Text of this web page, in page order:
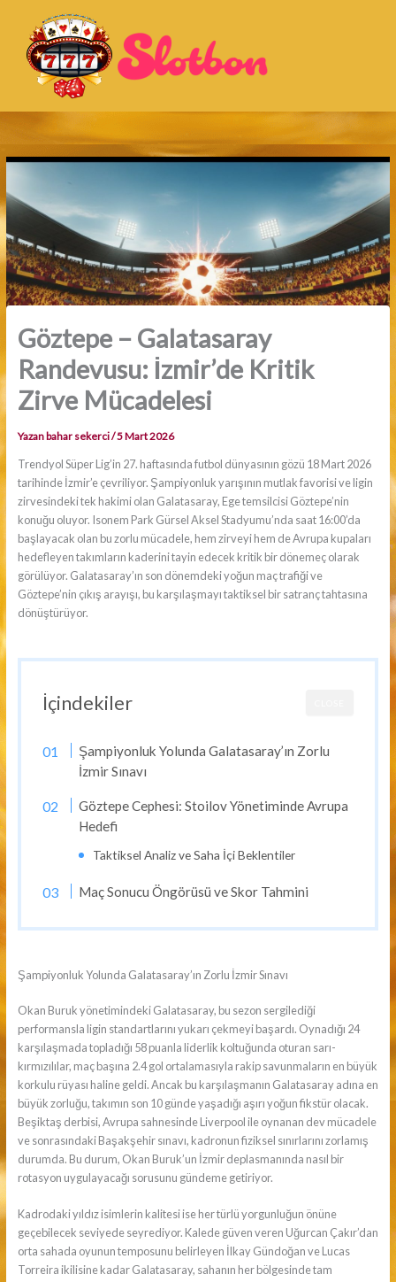
Göztepe – Galatasaray
Randevusu: İzmir’de Kritik
Zirve Mücadelesi
Yazan bahar sekerci/5 Mart 2026
Trendyol Süper Lig’in 27. haftasında futbol dünyasının gözü 18 Mart 2026
tarihinde İzmir’e çevriliyor. Şampiyonluk yarışının mutlak favorisi ve ligin
zirvesindeki tek hakimi olan Galatasaray, Ege temsilcisi Göztepe’nin
konuğu oluyor. Isonem Park Gürsel Aksel Stadyumu’nda saat 16:00’da
başlayacak olan bu zorlu mücadele, hem zirveyi hem de Avrupa kupaları
hedefleyen takımların kaderini tayin edecek kritik bir dönemeç olarak
görülüyor. Galatasaray’ın son dönemdeki yoğun maç trafiği ve
Göztepe’nin çıkış arayışı, bu karşılaşmayı taktiksel bir satranç tahtasına
dönüştürüyor.
İçindekiler
Şampiyonluk Yolunda Galatasaray’ın Zorlu
İzmir Sınavı
Göztepe Cephesi: Stoilov Yönetiminde Avrupa
Hedefi
Taktiksel Analiz ve Saha İçi Beklentiler
Maç Sonucu Öngörüsü ve Skor Tahmini
Şampiyonluk Yolunda Galatasaray’ın Zorlu İzmir Sınavı
Okan Buruk yönetimindeki Galatasaray, bu sezon sergilediği
performansla ligin standartlarını yukarı çekmeyi başardı. Oynadığı 24
karşılaşmada topladığı 58 puanla liderlik koltuğunda oturan sarı-
kırmızılılar, maç başına 2.4 gol ortalamasıyla rakip savunmaların en büyük
korkulu rüyası haline geldi. Ancak bu karşılaşmanın Galatasaray adına en
büyük zorluğu, takımın son 10 günde yaşadığı aşırı yoğun fikstür olacak.
Beşiktaş derbisi, Avrupa sahnesinde Liverpool ile oynanan dev mücadele
ve sonrasındaki Başakşehir sınavı, kadronun fiziksel sınırlarını zorlamış
durumda. Bu durum, Okan Buruk’un İzmir deplasmanında nasıl bir
rotasyon uygulayacağı sorusunu gündeme getiriyor.
Kadrodaki yıldız isimlerin kalitesi ise her türlü yorgunluğun önüne
geçebilecek seviyede seyrediyor. Kalede güven veren Uğurcan Çakır’dan
orta sahada oyunun temposunu belirleyen İlkay Gündoğan ve Lucas
Torreira ikilisine kadar Galatasaray, sahanın her bölgesinde tam